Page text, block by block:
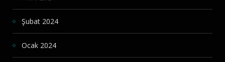
Şubat 2024
Ocak 2024